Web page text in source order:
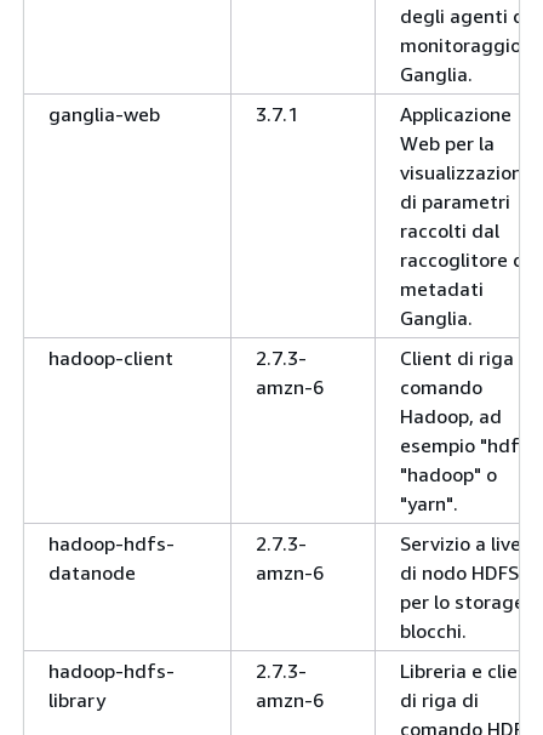
degli agenti di
monitoraggio
Ganglia.
ganglia-web
3.7.1
Applicazione
Web per la
visualizzazione
di parametri
raccolti dal
raccoglitore di
metadati
Ganglia.
hadoop-client
2.7.3-
amzn-6
Client di riga di
comando
Hadoop, ad
esempio "hdfs",
"hadoop" o
"yarn".
hadoop-hdfs-
datanode
2.7.3-
amzn-6
Servizio a livello
di nodo HDFS
per lo storage
blocchi.
hadoop-hdfs-
library
2.7.3-
amzn-6
Libreria e client
di riga di
comando HDFS